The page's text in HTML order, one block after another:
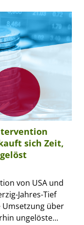
sich Zeit,
von USA und
Jahres-Tief
über
ungelöste...